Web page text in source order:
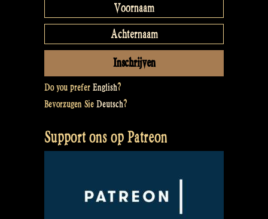
Do you prefer English?
Bevorzugen Sie Deutsch?
Support ons op Patreon